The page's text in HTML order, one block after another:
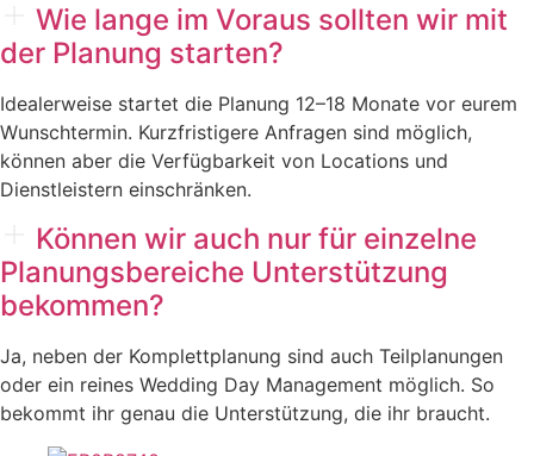
Wie lange im Voraus sollten wir mit
der Planung starten?
Idealerweise startet die Planung 12–18 Monate vor eurem
Wunschtermin. Kurzfristigere Anfragen sind möglich,
können aber die Verfügbarkeit von Locations und
Dienstleistern einschränken.
Können wir auch nur für einzelne
Planungsbereiche Unterstützung
bekommen?
Ja, neben der Komplettplanung sind auch Teilplanungen
oder ein reines Wedding Day Management möglich. So
bekommt ihr genau die Unterstützung, die ihr braucht.